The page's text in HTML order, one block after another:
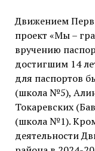
Движением
проект «Мы –
вручению
достигшим 14
для паспортов
(школа №5),
Токаревских
(школа №1).
деятельности